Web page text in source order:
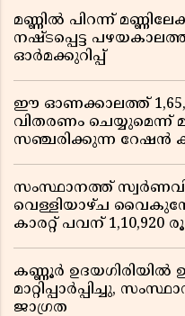
മണ്ണിൽ പിറന്ന്
നഷ്ടപ്പെട്ട
ഓർമക്കുറിപ്പ്
ഈ ഓണക്കാലത്ത്
വിതരണം ചെയ്യുമെന്ന്
സഞ്ചരിക്കുന്ന റേഷൻ
സംസ്ഥാനത്ത്
വെള്ളിയാഴ്ച
കാരറ്റ് പവന് 1,10,920
കണ്ണൂർ
മാറ്റിപ്പാർപ്പിച്ചു,
ജാഗ്രത